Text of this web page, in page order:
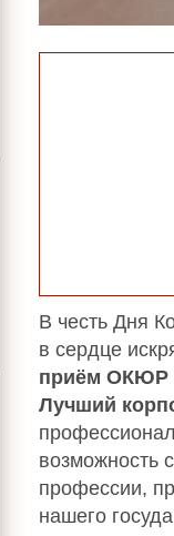
В честь Дня
в сердце
приём ОКЮР
Лучший
возможность
профессии,
нашего